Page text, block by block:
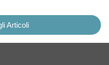
Articoli